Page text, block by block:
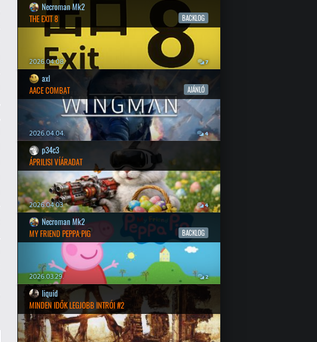
Necroman Mk2
THE EXIT 8
BACKLOG
2026.04.08. 7
axl
AACE COMBAT
AJÁNLÓ
2026.04.04. 4
p34c3
ÁPRILISI VÍÁRADAT
2026.04.03. 4
Necroman Mk2
MY FRIEND PEPPA PIG
BACKLOG
2026.03.29. 2
liquid
MINDEN IDŐK LEGJOBB INTRÓI #2